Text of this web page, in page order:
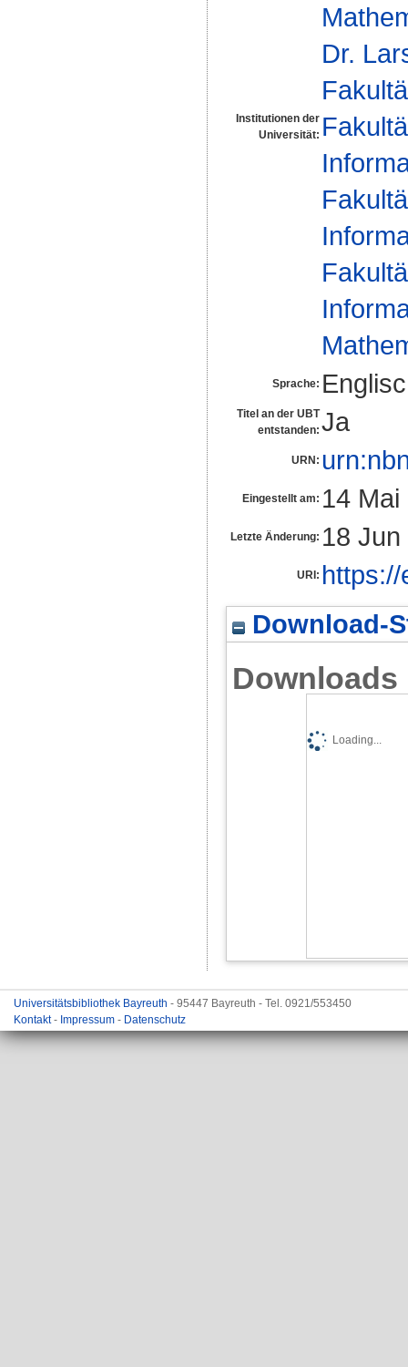
Institutionen der
Universität:
Dr.
Sprache:
Titel an der UBT
entstanden: Ja
URN:
Eingestellt am: 14
Letzte Änderung: 18
URI:
Download-
Downloads
Loading...
Universitätsbibliothek Bayreuth - 95447 Bayreuth - Tel. 0921/553450
Kontakt- Impressum - Datenschutz